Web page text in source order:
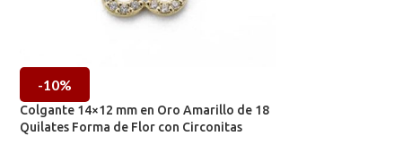
-10%
Colgante 14×12 mm en Oro Amarillo de 18
Quilates Forma de Flor con Circonitas